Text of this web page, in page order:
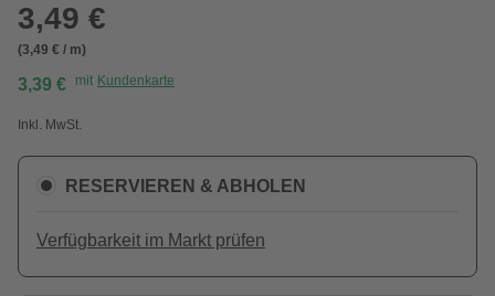
3,49 €
(3,49 € / m)
3,39 € mit Kundenkarte
Inkl. MwSt.
RESERVIEREN & ABHOLEN
Verfügbarkeit im Markt prüfen